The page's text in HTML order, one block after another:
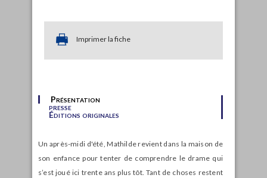
Imprimer la fiche
Présentation
presse
Éditions originales
Un après-midi d'été, Mathilde revient dans la maison de
son enfance pour tenter de comprendre le drame qui
s’est joué ici trente ans plus tôt. Tant de choses restent